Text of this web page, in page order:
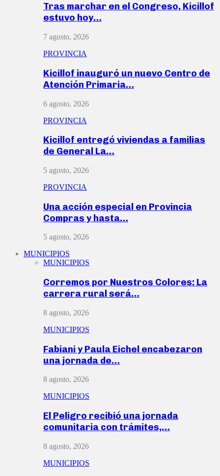
Tras marchar en el Congreso, Kicillof
estuvo hoy…
7 agosto, 2026
PROVINCIA
Kicillof inauguró un nuevo Centro de
Atención Primaria…
6 agosto, 2026
PROVINCIA
Kicillof entregó viviendas a familias
de General La…
5 agosto, 2026
PROVINCIA
Una acción especial en Provincia
Compras y hasta…
5 agosto, 2026
MUNICIPIOS
MUNICIPIOS
Corremos por Nuestros Colores: La
carrera rural será…
8 agosto, 2026
MUNICIPIOS
Fabiani y Paula Eichel encabezaron
una jornada de…
8 agosto, 2026
MUNICIPIOS
El Peligro recibió una jornada
comunitaria con trámites,…
8 agosto, 2026
MUNICIPIOS